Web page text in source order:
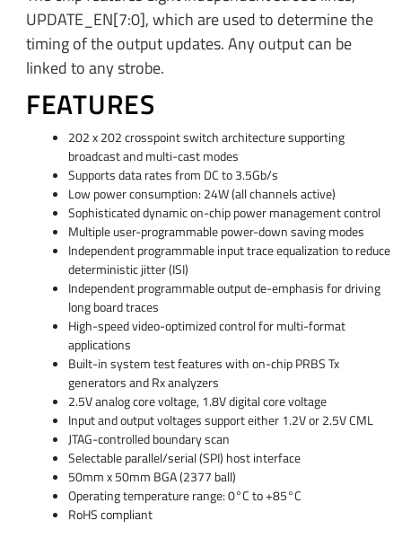
UPDATE_EN[7:0], which are used to determine the
timing of the output updates. Any output can be
linked to any strobe.
FEATURES
202 x 202 crosspoint switch architecture supporting
broadcast and multi-cast modes
Supports data rates from DC to 3.5Gb/s
Low power consumption: 24W (all channels active)
Sophisticated dynamic on-chip power management control
Multiple user-programmable power-down saving modes
Independent programmable input trace equalization to reduce
deterministic jitter (ISI)
Independent programmable output de-emphasis for driving
long board traces
High-speed video-optimized control for multi-format
applications
Built-in system test features with on-chip PRBS Tx
generators and Rx analyzers
2.5V analog core voltage, 1.8V digital core voltage
Input and output voltages support either 1.2V or 2.5V CML
JTAG-controlled boundary scan
Selectable parallel/serial (SPI) host interface
50mm x 50mm BGA (2377 ball)
Operating temperature range: 0°C to +85°C
RoHS compliant